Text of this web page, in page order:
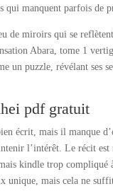
qui manquent parfois de
de miroirs qui se
Abara, tome 1
un puzzle, révélant ses
pdf gratuit
écrit, mais il manque
l’intérêt. Le récit est
kindle trop compliqué
unique, mais cela ne